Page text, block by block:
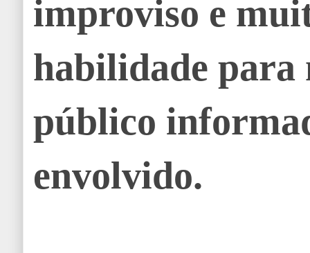
improviso e
habilidade para
público
envolvido.